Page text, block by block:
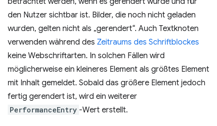
den Nutzer sichtbar ist. Bilder, die noch nicht geladen
wurden, gelten nicht als „gerendert“. Auch Textknoten
verwenden während des Zeitraums des Schriftblockes
keine Webschriftarten. In solchen Fällen wird
möglicherweise ein kleineres Element als größtes Element
mit Inhalt gemeldet. Sobald das größere Element jedoch
fertig gerendert ist, wird ein weiterer
PerformanceEntry -Wert erstellt.